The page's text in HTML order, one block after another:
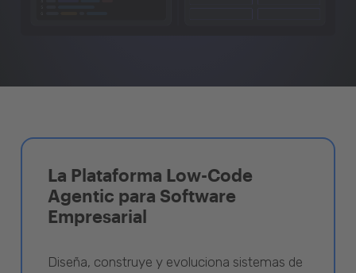
La Plataforma Low-Code
Agentic para Software
Empresarial
Diseña, construye y evoluciona sistemas de